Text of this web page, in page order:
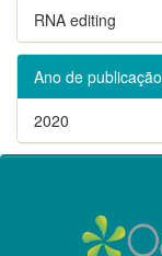
RNA editing
Ano de publicação
2020